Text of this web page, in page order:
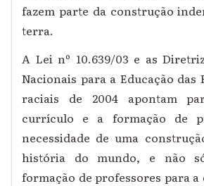
fazem parte da construção
terra.
A Lei nº 10.639/03 e as
Nacionais para a Educação das
raciais de 2004 apontam
currículo e a formação de
necessidade de uma
história do mundo, e não
formação de professores para a